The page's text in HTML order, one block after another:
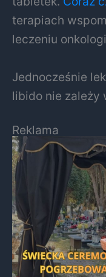
terapiach
leczeniu
Jednocześnie
libido nie zależy
Reklama